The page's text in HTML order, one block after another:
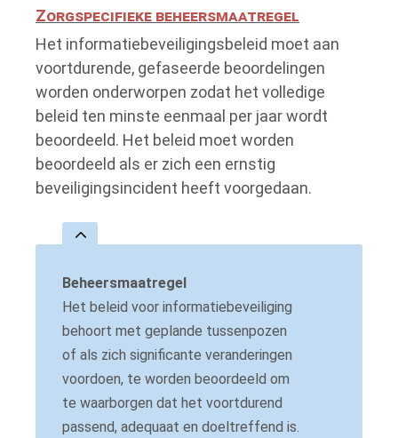
Zorgspecifieke beheersmaatregel
Het informatiebeveiligingsbeleid moet aan
voortdurende, gefaseerde beoordelingen
worden onderworpen zodat het volledige
beleid ten minste eenmaal per jaar wordt
beoordeeld. Het beleid moet worden
beoordeeld als er zich een ernstig
beveiligingsincident heeft voorgedaan.
Beheersmaatregel
Het beleid voor informatiebeveiliging
behoort met geplande tussenpozen
of als zich significante veranderingen
voordoen, te worden beoordeeld om
te waarborgen dat het voortdurend
passend, adequaat en doeltreffend is.